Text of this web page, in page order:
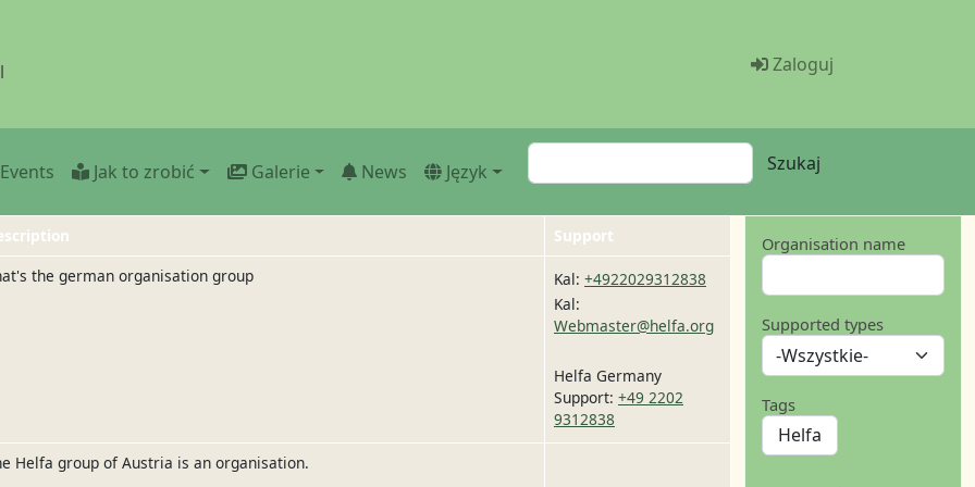
Menü
Zaloguj
Events Jak to zrobić Galerie News Język
Szukaj Szukaj
Support
the german organisation group Kal: +4922029312838
Kal:
Webmaster@helfa.org
Helfa Germany
Support: +49 2202
9312838
Helfa group of Austria is an organisation.
Organisation name
Supported types
Tags